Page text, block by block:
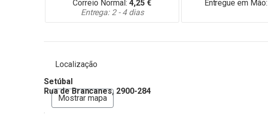
Correio Normal: 4,25 €
Entrega: 2 - 4 dias
Entregue em Mão:
Localização
Setúbal
Rua de Brancanes, 2900-284
Mostrar mapa